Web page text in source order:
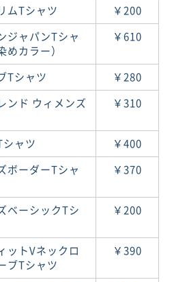
ムTシャツ
￥200
ジャパンTシャ
めカラー）
￥610
Tシャツ
￥280
ンド ウィメンズ
￥310
ャツ
￥400
ボーダーTシャ
￥370
ベーシックTシ
￥200
ットVネックロ
ブTシャツ
￥390